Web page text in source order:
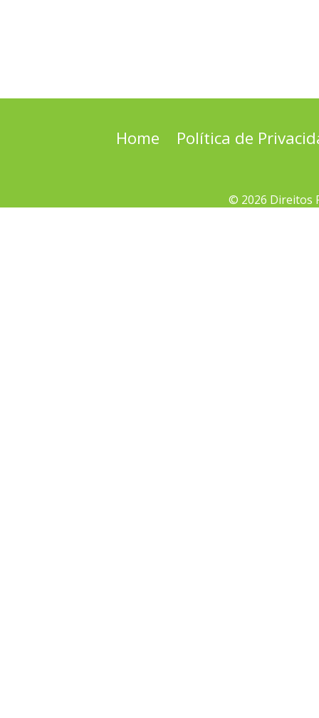
Home Política de
© 2026 Direitos